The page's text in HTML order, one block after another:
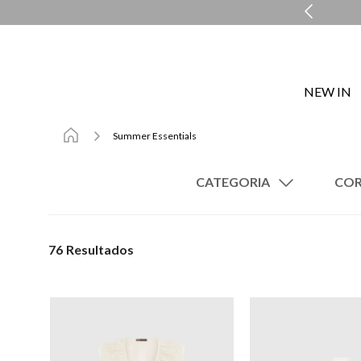
NEW IN
Summer Essentials
CATEGORIA
76